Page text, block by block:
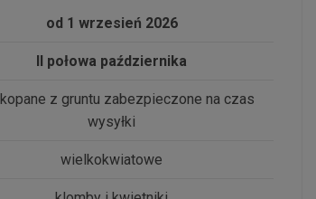
od 1 wrzesień 2026
II połowa października
z gruntu zabezpieczone na czas
wysyłki
wielkokwiatowe